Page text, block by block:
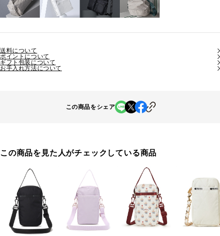
送料について
ポイントについて
ギフト包装について
お手入れ方法について
この商品をシェア
この商品を見た人がチェックしている商品